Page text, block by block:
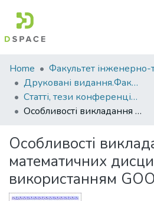
Communities
&
Collections
Statistics
Home
Друковані видання.Факультет інженерно-технологічний
Статті, тези конференцій. Факультет інженерно-технологічний
Особливості викладання фізико-математичних дисциплін із використанням GOOGLE MEET
Особливості
математичних
використанням